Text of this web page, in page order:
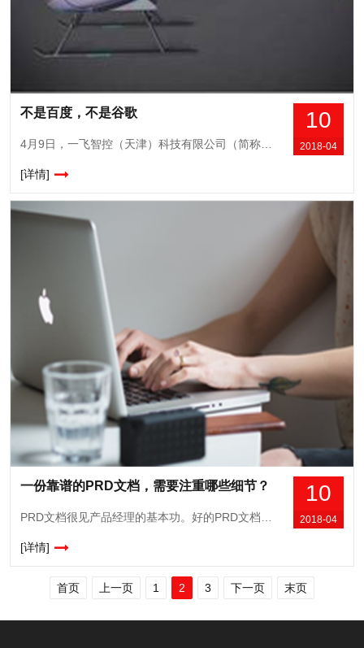
10
2018-04
不是百度，不是谷歌
[详情]
10
2018-04
一份靠谱的PRD文档，需要注重哪些细节？
[详情]
首页 上一页 1 2 3 下一页 末页